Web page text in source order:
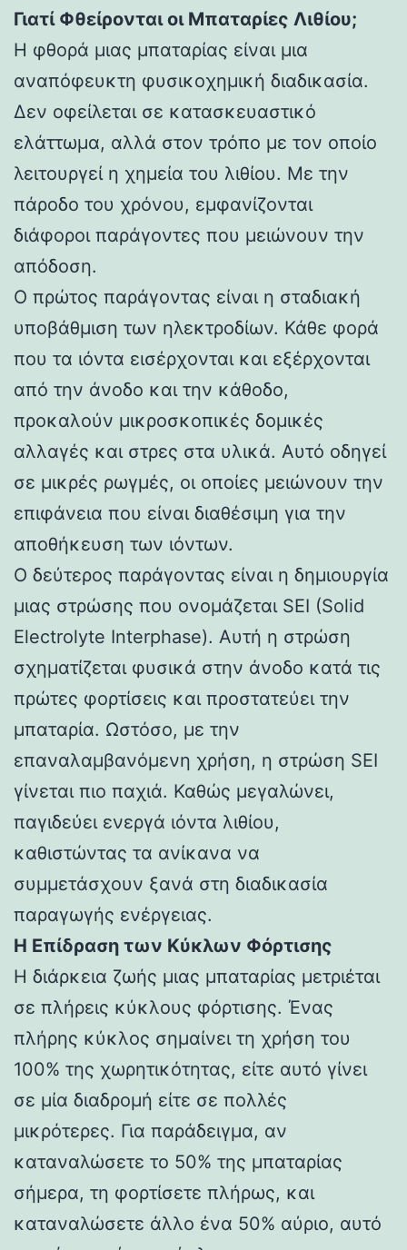
Γιατί Φθείρονται οι Μπαταρίες Λιθίου;
Η φθορά μιας μπαταρίας είναι μια
αναπόφευκτη φυσικοχημική διαδικασία.
Δεν οφείλεται σε κατασκευαστικό
ελάττωμα, αλλά στον τρόπο με τον οποίο
λειτουργεί η χημεία του λιθίου. Με την
πάροδο του χρόνου, εμφανίζονται
διάφοροι παράγοντες που μειώνουν την
απόδοση.
Ο πρώτος παράγοντας είναι η σταδιακή
υποβάθμιση των ηλεκτροδίων. Κάθε φορά
που τα ιόντα εισέρχονται και εξέρχονται
από την άνοδο και την κάθοδο,
προκαλούν μικροσκοπικές δομικές
αλλαγές και στρες στα υλικά. Αυτό οδηγεί
σε μικρές ρωγμές, οι οποίες μειώνουν την
επιφάνεια που είναι διαθέσιμη για την
αποθήκευση των ιόντων.
Ο δεύτερος παράγοντας είναι η δημιουργία
μιας στρώσης που ονομάζεται SEI (Solid
Electrolyte Interphase). Αυτή η στρώση
σχηματίζεται φυσικά στην άνοδο κατά τις
πρώτες φορτίσεις και προστατεύει την
μπαταρία. Ωστόσο, με την
επαναλαμβανόμενη χρήση, η στρώση SEI
γίνεται πιο παχιά. Καθώς μεγαλώνει,
παγιδεύει ενεργά ιόντα λιθίου,
καθιστώντας τα ανίκανα να
συμμετάσχουν ξανά στη διαδικασία
παραγωγής ενέργειας.
Η Επίδραση των Κύκλων Φόρτισης
Η διάρκεια ζωής μιας μπαταρίας μετριέται
σε πλήρεις κύκλους φόρτισης. Ένας
πλήρης κύκλος σημαίνει τη χρήση του
100% της χωρητικότητας, είτε αυτό γίνει
σε μία διαδρομή είτε σε πολλές
μικρότερες. Για παράδειγμα, αν
καταναλώσετε το 50% της μπαταρίας
σήμερα, τη φορτίσετε πλήρως, και
καταναλώσετε άλλο ένα 50% αύριο, αυτό